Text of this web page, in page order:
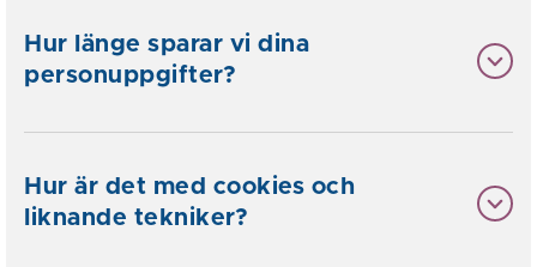
Hur länge sparar vi dina
personuppgifter?
Hur är det med cookies och
liknande tekniker?